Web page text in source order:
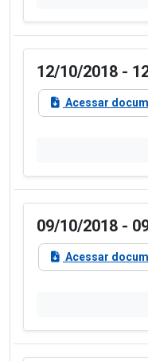
12/10/2018 -
Acessar
09/10/2018 -
Acessar